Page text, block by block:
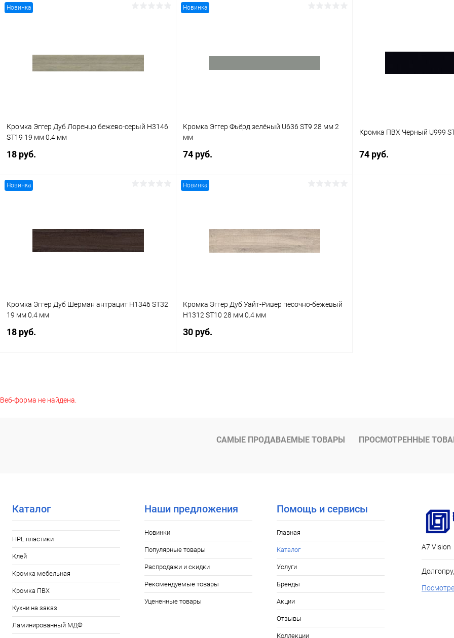
Новинка
Кромка Эггер Дуб Лоренцо бежево-серый H3146
ST19 19 мм 0.4 мм
18 руб.
Новинка
Кромка Эггер Фьёрд зелёный U636 ST9 28 мм 2
мм
74 руб.
В избранное В наличии
Кромка ПВХ Черный U999
74 руб.
Новинка
Кромка Эггер Дуб Шерман антрацит H1346 ST32
19 мм 0.4 мм
18 руб.
Купить в 1 клик
В избранное В наличии
Новинка
Кромка Эггер Дуб Уайт-Ривер песочно-бежевый
H1312 ST10 28 мм 0.4 мм
30 руб.
В избранное В наличии
Веб-форма не найдена.
САМЫЕ ПРОДАВАЕМЫЕ ТОВАРЫ ПРОСМОТРЕННЫЕ
Каталог
HPL пластики
Клей
Кромка мебельная
Кромка ПВХ
Кухни на заказ
Ламинированный МДФ
Наши предложения
Новинки
Популярные товары
Распродажи и скидки
Рекомендуемые товары
Уцененные товары
Помощь и сервисы
Главная
Каталог
Услуги
Бренды
Акции
Отзывы
Коллекции
А7 Vision